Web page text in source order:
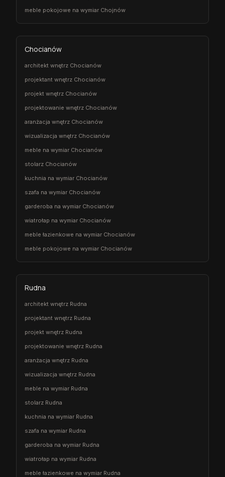
meble pokojowe na wymiar Chojnów
Chocianów
architekt wnętrz Chocianów
projektant wnętrz Chocianów
projekt wnętrz Chocianów
projektowanie wnętrz Chocianów
aranżacja wnętrz Chocianów
wizualizacja wnętrz Chocianów
meble na wymiar Chocianów
stolarz Chocianów
kuchnia na wymiar Chocianów
szafa na wymiar Chocianów
garderoba na wymiar Chocianów
wiatrołap na wymiar Chocianów
meble łazienkowe na wymiar Chocianów
meble pokojowe na wymiar Chocianów
Rudna
architekt wnętrz Rudna
projektant wnętrz Rudna
projekt wnętrz Rudna
projektowanie wnętrz Rudna
aranżacja wnętrz Rudna
wizualizacja wnętrz Rudna
meble na wymiar Rudna
stolarz Rudna
kuchnia na wymiar Rudna
szafa na wymiar Rudna
garderoba na wymiar Rudna
wiatrołap na wymiar Rudna
meble łazienkowe na wymiar Rudna